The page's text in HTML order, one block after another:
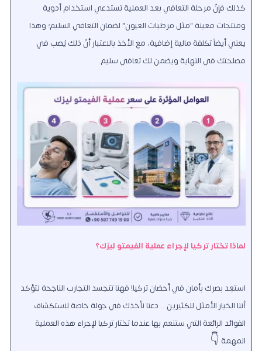
كذلك فإنّ مرحلة التعافي بعد العملية تستدعي استخدام أدوية
ومنتجات معينة "مثل مرطبات العيون" لضمان التعافي السليم؛ وهذا
يعني أيضاً تكلفة مالية إضافية، مع الأخذ بالاعتبار أنّ ذلك يُصب في
مصلحتك في النهاية ويضمن لك تعافي سليم.
لماذا تختار تركيا لإجراء عملية الفيمتو ليزك؟
استعِد بصرك بأمان في أحضان تركيا! فهنا تتجسد التجارب الناجحة لتؤكد
أننا الخيار الأمثل للكثيرين .. دعنا نأخذك في جولة خاصة لاستكشاف
الفوائد الرائعة التي ستنعم بها عندما تختار تركيا لإجراء هذه العملية
المهمة 👇